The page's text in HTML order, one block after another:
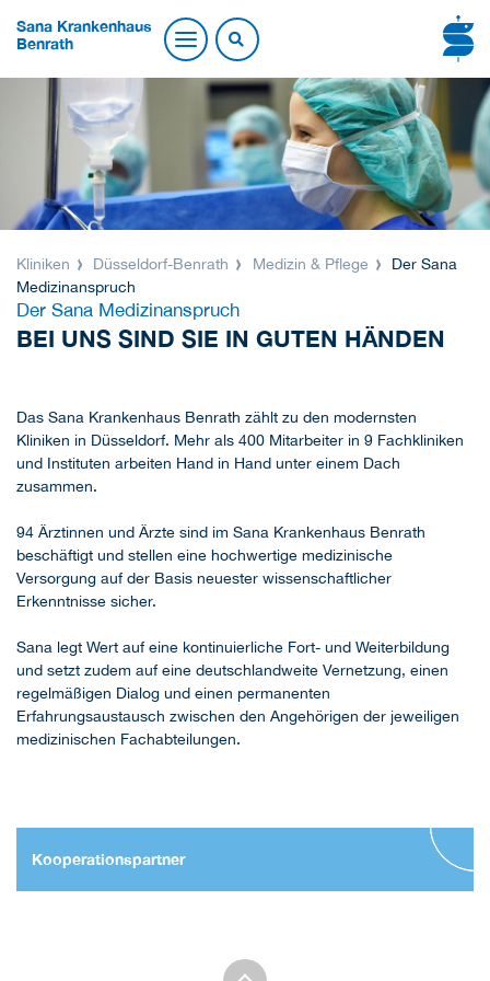
Sana Krankenhaus
Benrath
Kliniken Düsseldorf-Benrath Medizin & Pflege
Der Sana
Medizinanspruch
Der Sana Medizinanspruch
BEI UNS SIND SIE IN GUTEN HÄNDEN
Das Sana Krankenhaus Benrath zählt zu den modernsten
Kliniken in Düsseldorf. Mehr als 400 Mitarbeiter in 9 Fachkliniken
und Instituten arbeiten Hand in Hand unter einem Dach
zusammen.
94 Ärztinnen und Ärzte sind im Sana Krankenhaus Benrath
beschäftigt und stellen eine hochwertige medizinische
Versorgung auf der Basis neuester wissenschaftlicher
Erkenntnisse sicher.
Sana legt Wert auf eine kontinuierliche Fort- und Weiterbildung
und setzt zudem auf eine deutschlandweite Vernetzung, einen
regelmäßigen Dialog und einen permanenten
Erfahrungsaustausch zwischen den Angehörigen der jeweiligen
medizinischen Fachabteilungen.
Kooperationspartner